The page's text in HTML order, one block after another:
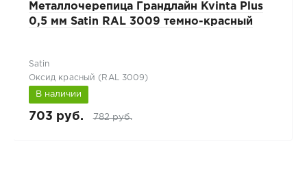
Металлочерепица Грандлайн Kvinta Plus
0,5 мм Satin RAL 3009 темно-красный
Satin
Оксид красный (RAL 3009)
В наличии
703 руб. 782 руб.